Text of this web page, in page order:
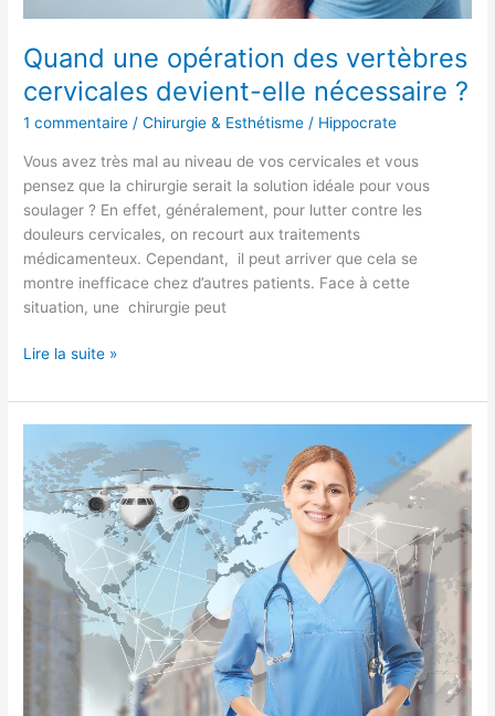
Quand une opération des vertèbres
cervicales devient-elle nécessaire ?
1 commentaire /Chirurgie & Esthétisme / Hippocrate
Vous avez très mal au niveau de vos cervicales et vous
pensez que la chirurgie serait la solution idéale pour vous
soulager ? En effet, généralement, pour lutter contre les
douleurs cervicales, on recourt aux traitements
médicamenteux. Cependant, il peut arriver que cela se
montre inefficace chez d’autres patients. Face à cette
situation, une chirurgie peut
Lire la suite »
questions
pour
tout
savoir
sur
le
tourisme